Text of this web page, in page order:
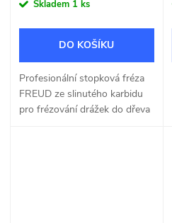
Skladem 1 ks
DO KOŠÍKU
Profesionální stopková fréza
FREUD ze slinutého karbidu
pro frézování drážek do dřeva